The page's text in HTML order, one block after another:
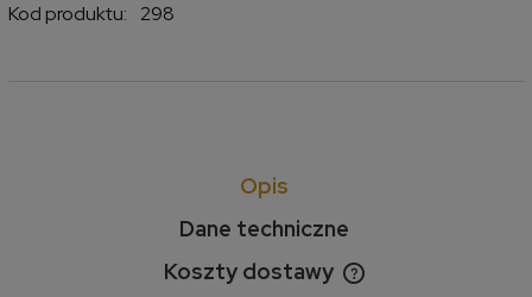
Kod produktu:
298
Opis
Dane techniczne
Koszty dostawy
Cena nie zawiera ewentualnych kosztów płatności